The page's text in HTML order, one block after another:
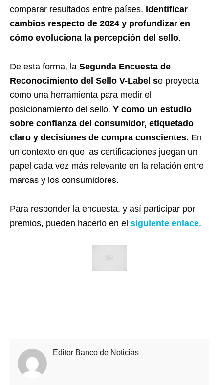
comparar resultados entre países. Identificar
cambios respecto de 2024 y profundizar en
cómo evoluciona la percepción del sello.
De esta forma, la Segunda Encuesta de
Reconocimiento del Sello V-Label se proyecta
como una herramienta para medir el
posicionamiento del sello. Y como un estudio
sobre confianza del consumidor, etiquetado
claro y decisiones de compra conscientes. En
un contexto en que las certificaciones juegan un
papel cada vez más relevante en la relación entre
marcas y los consumidores.
Para responder la encuesta, y así participar por
premios, pueden hacerlo en el siguiente enlace.
Editor Banco de Noticias